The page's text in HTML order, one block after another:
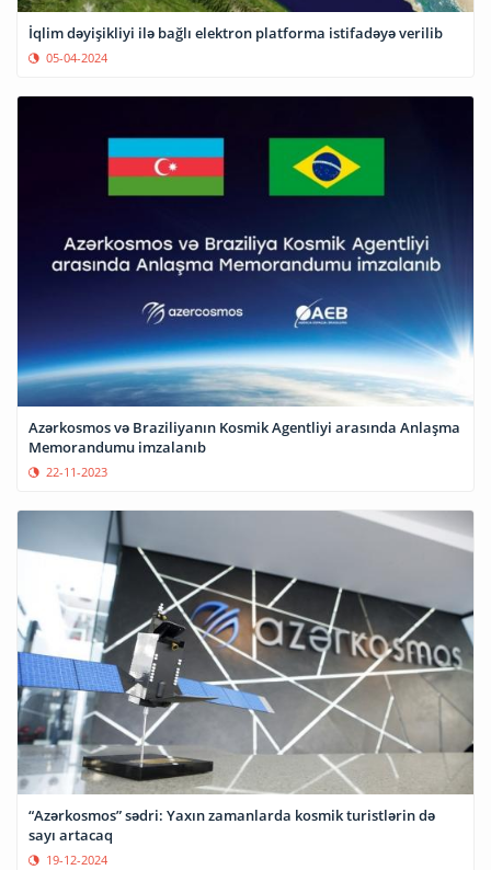
İqlim dəyişikliyi ilə bağlı elektron platforma istifadəyə verilib
05-04-2024
Azərkosmos və Braziliyanın Kosmik Agentliyi arasında Anlaşma
Memorandumu imzalanıb
22-11-2023
“Azərkosmos” sədri: Yaxın zamanlarda kosmik turistlərin də
sayı artacaq
19-12-2024